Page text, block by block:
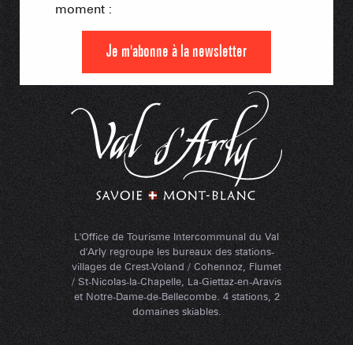
L'Office de Tourisme Intercommunal du Val
d'Arly regroupe les bureaux des stations-
villages de Crest-Voland / Cohennoz, Flumet
/ St-Nicolas-la-Chapelle, La-Giettaz-en-Aravis
et Notre-Dame-de-Bellecombe. 4 stations, 2
domaines skiables.
moment :
Je m'abonne à la newsletter